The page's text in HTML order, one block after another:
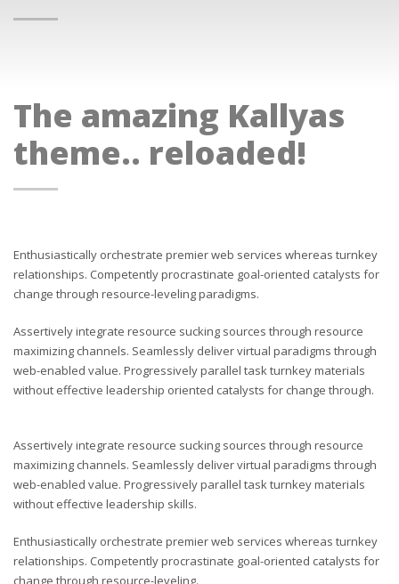
The amazing Kallyas
theme.. reloaded!
Enthusiastically orchestrate premier web services whereas turnkey
relationships. Competently procrastinate goal-oriented catalysts for
change through resource-leveling paradigms.
Assertively integrate resource sucking sources through resource
maximizing channels. Seamlessly deliver virtual paradigms through
web-enabled value. Progressively parallel task turnkey materials
without effective leadership oriented catalysts for change through.
Assertively integrate resource sucking sources through resource
maximizing channels. Seamlessly deliver virtual paradigms through
web-enabled value. Progressively parallel task turnkey materials
without effective leadership skills.
Enthusiastically orchestrate premier web services whereas turnkey
relationships. Competently procrastinate goal-oriented catalysts for
change through resource-leveling.